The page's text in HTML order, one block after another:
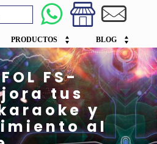
PRODUCTOS BLOG
FS-
tus
y
al